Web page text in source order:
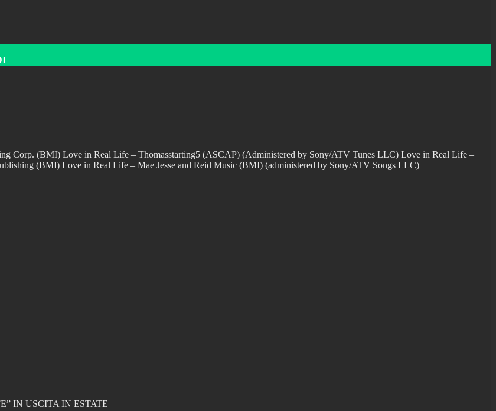
Corp. (BMI) Love in Real Life – Thomasstarting5 (ASCAP) (Administered by Sony/ATV Tunes LLC) Love in Real Life –
(BMI) Love in Real Life – Mae Jesse and Reid Music (BMI) (administered by Sony/ATV Songs LLC)
IN USCITA IN ESTATE